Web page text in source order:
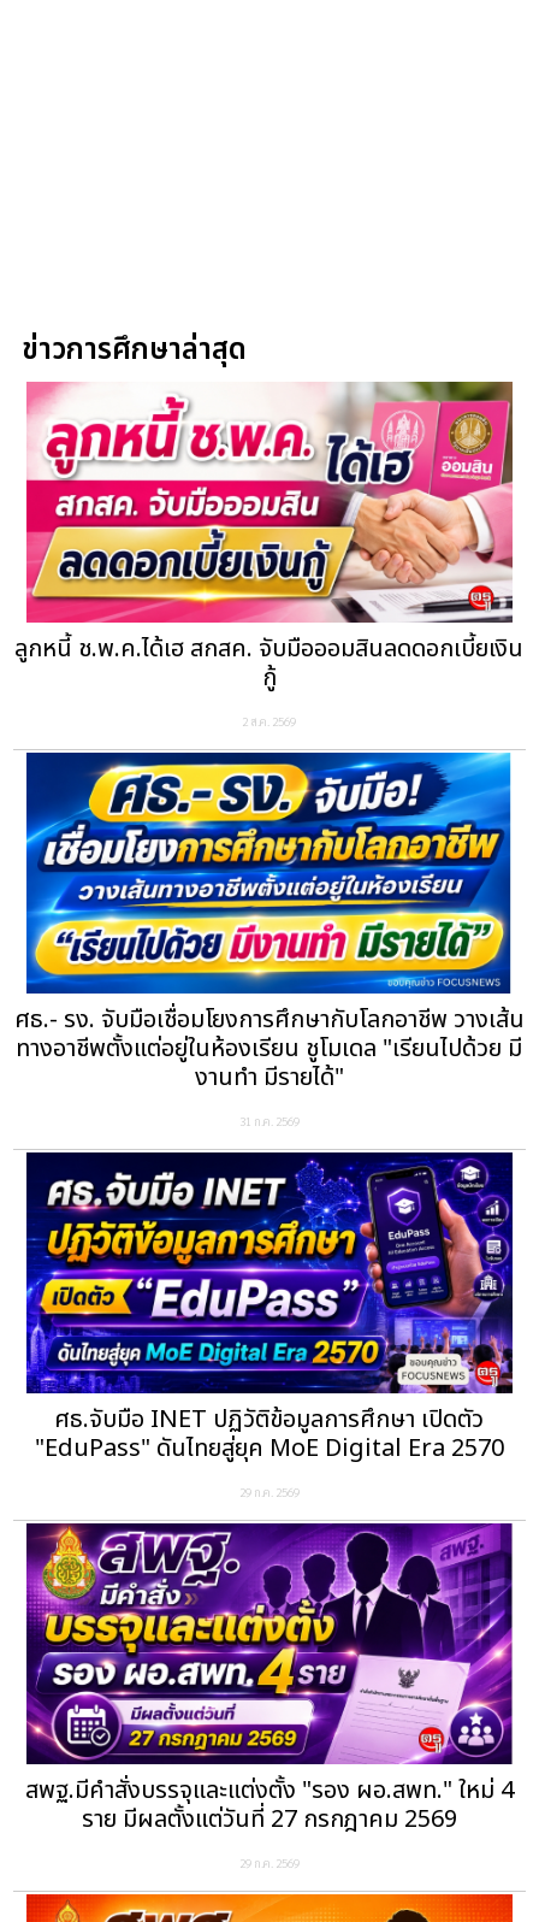
ข่าวการศึกษาล่าสุด
ลูกหนี้ ช.พ.ค.ได้เฮ สกสค. จับมือออมสินลดดอกเบี้ยเงิน
กู้
2 ส.ค. 2569
ศธ.- รง. จับมือเชื่อมโยงการศึกษากับโลกอาชีพ วางเส้น
ทางอาชีพตั้งแต่อยู่ในห้องเรียน ชูโมเดล "เรียนไปด้วย มี
งานทำ มีรายได้"
31 ก.ค. 2569
ศธ.จับมือ INET ปฏิวัติข้อมูลการศึกษา เปิดตัว
"EduPass" ดันไทยสู่ยุค MoE Digital Era 2570
29 ก.ค. 2569
สพฐ.มีคำสั่งบรรจุและแต่งตั้ง "รอง ผอ.สพท." ใหม่ 4
ราย มีผลตั้งแต่วันที่ 27 กรกฎาคม 2569
29 ก.ค. 2569